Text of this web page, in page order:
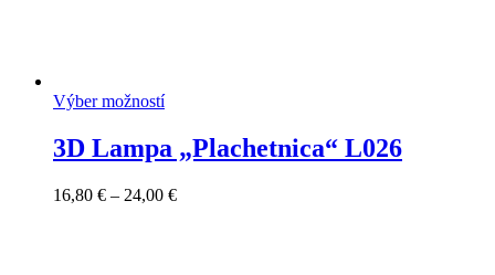
Výber možností
3D Lampa „Plachetnica“ L026
16,80 € – 24,00 €Price